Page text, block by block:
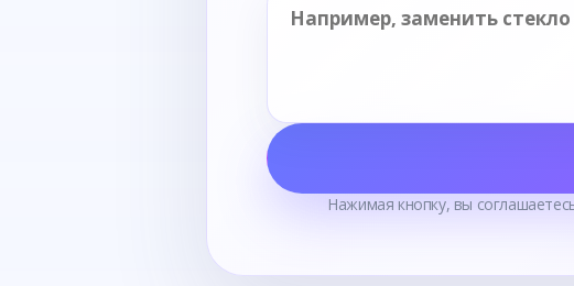
Нажимая кнопку, вы